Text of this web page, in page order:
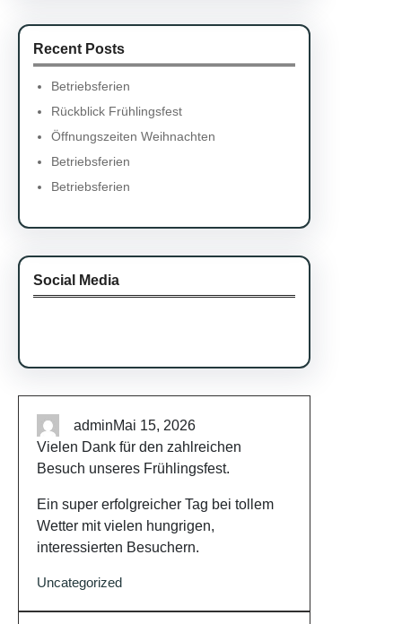
Recent Posts
Betriebsferien
Rückblick Frühlingsfest
Öffnungszeiten Weihnachten
Betriebsferien
Betriebsferien
Social Media
adminMai 15, 2026
Vielen Dank für den zahlreichen
Besuch unseres Frühlingsfest.
Ein super erfolgreicher Tag bei tollem
Wetter mit vielen hungrigen,
interessierten Besuchern.
Uncategorized